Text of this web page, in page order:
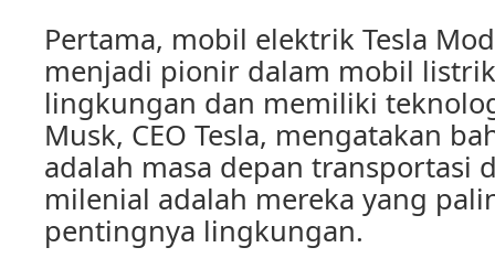
Pertama, mobil elektrik Tesla
menjadi pionir dalam mobil
lingkungan dan memiliki
Musk, CEO Tesla, mengatakan
adalah masa depan transportasi
milenial adalah mereka yang
pentingnya lingkungan.